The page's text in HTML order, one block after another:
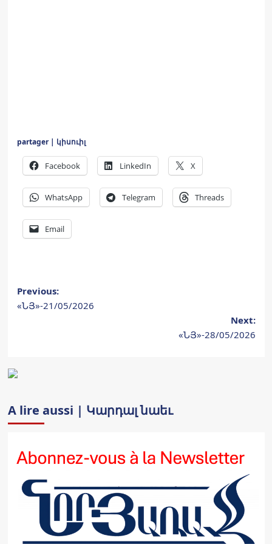
partager | կիսուիլ
Facebook LinkedIn X
WhatsApp Telegram Threads
Email
Post
navigation
Previous:
«ՆՅ»-21/05/2026
Next:
«ՆՅ»-28/05/2026
A lire aussi | Կարդալ նաեւ